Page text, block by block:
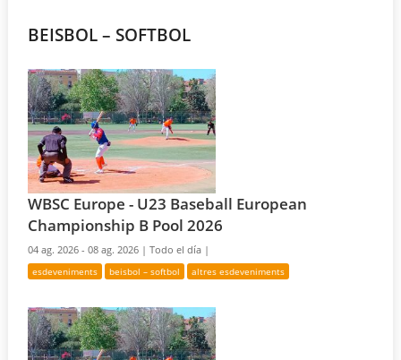
BEISBOL – SOFTBOL
WBSC Europe - U23 Baseball European
Championship B Pool 2026
04 ag. 2026 - 08 ag. 2026 |Todo el día |
esdeveniments beisbol – softbol altres esdeveniments